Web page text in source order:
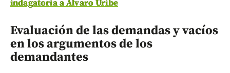
indagatoria a Álvaro Uribe
Evaluación de las demandas y vacíos
en los argumentos de los
demandantes